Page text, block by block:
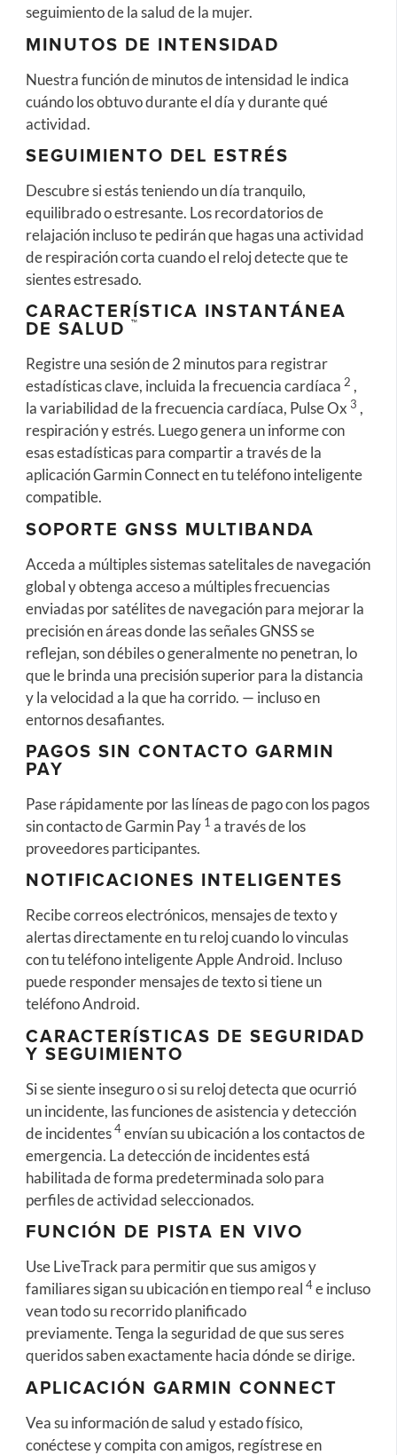
seguimiento de la salud de la mujer.
MINUTOS DE INTENSIDAD
Nuestra función de minutos de intensidad le indica
cuándo los obtuvo durante el día y durante qué
actividad.
SEGUIMIENTO DEL ESTRÉS
Descubre si estás teniendo un día tranquilo,
equilibrado o estresante. Los recordatorios de
relajación incluso te pedirán que hagas una actividad
de respiración corta cuando el reloj detecte que te
sientes estresado.
CARACTERÍSTICA INSTANTÁNEA
DE SALUD ™
Registre una sesión de 2 minutos para registrar
estadísticas clave, incluida la frecuencia cardíaca 2 ,
la variabilidad de la frecuencia cardíaca, Pulse Ox 3 ,
respiración y estrés. Luego genera un informe con
esas estadísticas para compartir a través de la
aplicación Garmin Connect en tu teléfono inteligente
compatible.
SOPORTE GNSS MULTIBANDA
Acceda a múltiples sistemas satelitales de navegación
global y obtenga acceso a múltiples frecuencias
enviadas por satélites de navegación para mejorar la
precisión en áreas donde las señales GNSS se
reflejan, son débiles o generalmente no penetran, lo
que le brinda una precisión superior para la distancia
y la velocidad a la que ha corrido. — incluso en
entornos desafiantes.
PAGOS SIN CONTACTO GARMIN
PAY
Pase rápidamente por las líneas de pago con los pagos
sin contacto de Garmin Pay 1 a través de los
proveedores participantes.
NOTIFICACIONES INTELIGENTES
Recibe correos electrónicos, mensajes de texto y
alertas directamente en tu reloj cuando lo vinculas
con tu teléfono inteligente Apple Android. Incluso
puede responder mensajes de texto si tiene un
teléfono Android.
CARACTERÍSTICAS DE SEGURIDAD
Y SEGUIMIENTO
Si se siente inseguro o si su reloj detecta que ocurrió
un incidente, las funciones de asistencia y detección
de incidentes4envían su ubicación a los contactos de
emergencia. La detección de incidentes está
habilitada de forma predeterminada solo para
perfiles de actividad seleccionados.
FUNCIÓN DE PISTA EN VIVO
Use LiveTrack para permitir que sus amigos y
familiares sigan su ubicación en tiempo real 4e incluso
vean todo su recorrido planificado
previamente. Tenga la seguridad de que sus seres
queridos saben exactamente hacia dónde se dirige.
APLICACIÓN GARMIN CONNECT
Vea su información de salud y estado físico,
conéctese y compita con amigos, regístrese en